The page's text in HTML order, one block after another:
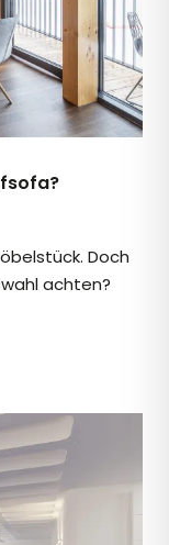
Doch
achten?